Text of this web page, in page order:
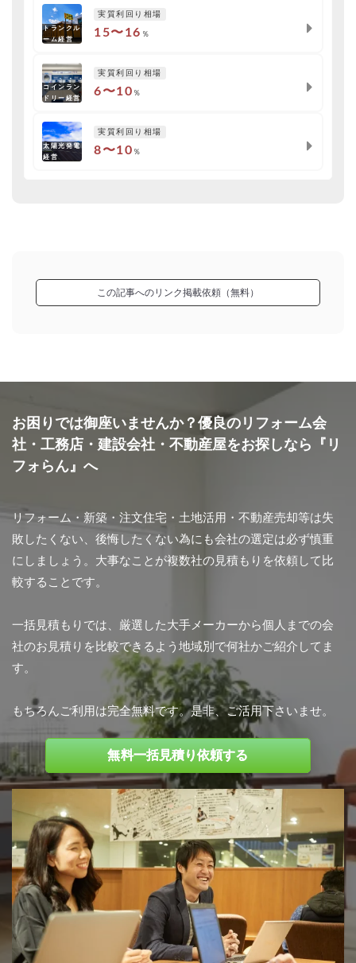
トランクル
ーム経営
実質利回り相場
15〜16 ％
コインラン
ドリー経営
実質利回り相場
6〜10 ％
太陽光発電
経営
実質利回り相場
8〜10 ％
この記事へのリンク掲載依頼（無料）
お困りでは御座いませんか？優良のリフォーム会
社・工務店・建設会社・不動産屋をお探しなら『リ
フォらん』へ
リフォーム・新築・注文住宅・土地活用・不動産売却等は失
敗したくない、後悔したくない為にも会社の選定は必ず慎重
にしましょう。大事なことが複数社の見積もりを依頼して比
較することです。
一括見積もりでは、厳選した大手メーカーから個人までの会
社のお見積りを比較できるよう地域別で何社かご紹介してま
す。
もちろんご利用は完全無料です。是非、ご活用下さいませ。
無料一括見積り依頼する